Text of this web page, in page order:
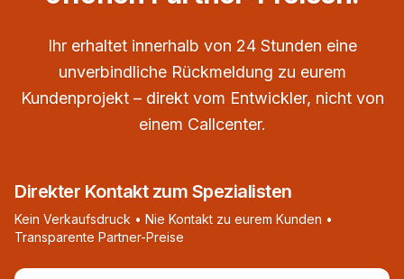
Ihr erhaltet innerhalb von 24 Stunden eine
unverbindliche Rückmeldung zu eurem
Kundenprojekt – direkt vom Entwickler, nicht von
einem Callcenter.
Direkter Kontakt zum Spezialisten
Kein Verkaufsdruck • Nie Kontakt zu eurem Kunden •
Transparente Partner-Preise